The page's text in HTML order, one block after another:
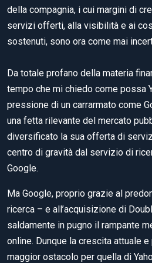
della compagnia, i cui margini di
servizi offerti, alla visibilità e ai
sostenuti, sono ora come mai
Da totale profano della materia
tempo che mi chiedo come possa
pressione di un carrarmato come
una fetta rilevante del mercato
diversificato la sua offerta di
centro di gravità dal servizio di
Google.
Ma Google, proprio grazie al
ricerca – e all’acquisizione di
saldamente in pugno il rampante
online. Dunque la crescita attuale
maggior ostacolo per quella di